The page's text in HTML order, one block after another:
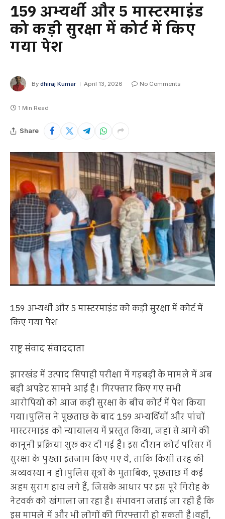
159 अभ्यर्थी और 5 मास्टरमाइंड
को कड़ी सुरक्षा में कोर्ट में किए
गया पेश
By dhiraj Kumar April 13, 2026 No Comments
1 Min Read
Share
159 अभ्यर्थी और 5 मास्टरमाइंड को कड़ी सुरक्षा में कोर्ट में
किए गया पेश
राष्ट्र संवाद संवाददाता
झारखंड में उत्पाद सिपाही परीक्षा में गड़बड़ी के मामले में अब
बड़ी अपडेट सामने आई है। गिरफ्तार किए गए सभी
आरोपियों को आज कड़ी सुरक्षा के बीच कोर्ट में पेश किया
गया।पुलिस ने पूछताछ के बाद 159 अभ्यर्थियों और पांचों
मास्टरमाइंड को न्यायालय में प्रस्तुत किया, जहां से आगे की
कानूनी प्रक्रिया शुरू कर दी गई है। इस दौरान कोर्ट परिसर में
सुरक्षा के पुख्ता इंतजाम किए गए थे, ताकि किसी तरह की
अव्यवस्था न हो।पुलिस सूत्रों के मुताबिक, पूछताछ में कई
अहम सुराग हाथ लगे हैं, जिसके आधार पर इस पूरे गिरोह के
नेटवर्क को खंगाला जा रहा है। संभावना जताई जा रही है कि
इस मामले में और भी लोगों की गिरफ्तारी हो सकती है।वहीं,